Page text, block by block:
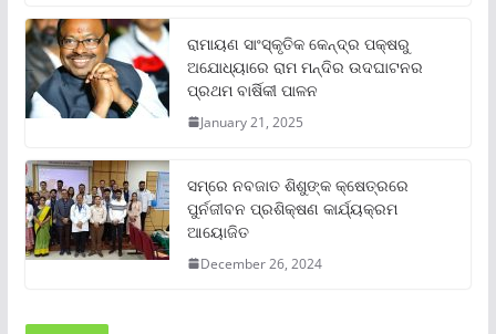
ରାମାୟଣ ସାଂସ୍କୃତିକ କେନ୍ଦ୍ର ପକ୍ଷରୁ
ଅଯୋଧ୍ୟାରେ ରାମ ମନ୍ଦିର ଉଦଘାଟନର
ପ୍ରଥମ ବାର୍ଷିକୀ ପାଳନ
January 21, 2025
ସମ୍‌ରେ ନବଜାତ ଶିଶୁଙ୍କ କ୍ଷେତ୍ରରେ
ପୁର୍ନଜୀବନ ପ୍ରଶିକ୍ଷଣ କାର୍ଯ୍ୟକ୍ରମ
ଆୟୋଜିତ
December 26, 2024